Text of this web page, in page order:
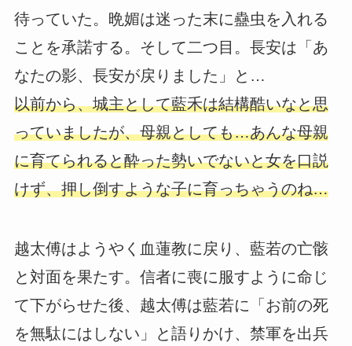
待っていた。晩媚は迷った末に蠱虫を入れる
ことを承諾する。そして二つ目。長安は「あ
なたの影、長安が戻りました」と…
以前から、城主として藍禾は結構酷いなと思
っていましたが、母親としても…あんな母親
に育てられると酔った勢いでないと女を口説
けず、押し倒すような子に育っちゃうのね…
越太傅はようやく血蓮教に戻り、藍若の亡骸
と対面を果たす。信者に喪に服すように命じ
て下がらせた後、越太傅は藍若に「お前の死
を無駄にはしない」と語りかけ、禁軍を出兵